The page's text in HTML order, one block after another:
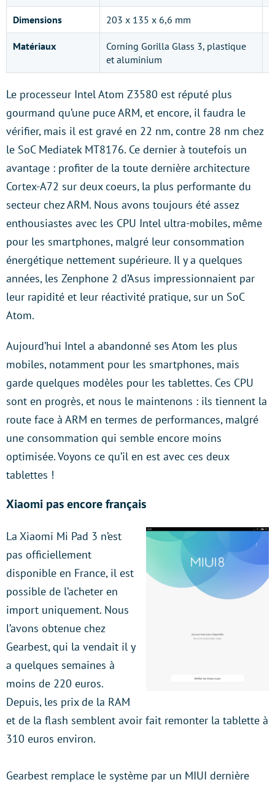
Dimensions 203 x 135 x 6,6 mm
Matériaux
Corning Gorilla Glass 3, plastique
et aluminium
Le processeur Intel Atom Z3580 est réputé plus
gourmand qu’une puce ARM, et encore, il faudra le
vérifier, mais il est gravé en 22 nm, contre 28 nm chez
le SoC Mediatek MT8176. Ce dernier à toutefois un
avantage : profiter de la toute dernière architecture
Cortex-A72 sur deux coeurs, la plus performante du
secteur chez ARM. Nous avons toujours été assez
enthousiastes avec les CPU Intel ultra-mobiles, même
pour les smartphones, malgré leur consommation
énergétique nettement supérieure. Il y a quelques
années, les Zenphone 2 d’Asus impressionnaient par
leur rapidité et leur réactivité pratique, sur un SoC
Atom.
Aujourd’hui Intel a abandonné ses Atom les plus
mobiles, notamment pour les smartphones, mais
garde quelques modèles pour les tablettes. Ces CPU
sont en progrès, et nous le maintenons : ils tiennent la
route face à ARM en termes de performances, malgré
une consommation qui semble encore moins
optimisée. Voyons ce qu’il en est avec ces deux
tablettes !
Xiaomi pas encore français
La Xiaomi Mi Pad 3 n’est
pas officiellement
disponible en France, il est
possible de l’acheter en
import uniquement. Nous
l’avons obtenue chez
Gearbest, qui la vendait il y
a quelques semaines à
moins de 220 euros.
Depuis, les prix de la RAM
et de la flash semblent avoir fait remonter la tablette à
310 euros environ.
Gearbest remplace le système par un MIUI dernière